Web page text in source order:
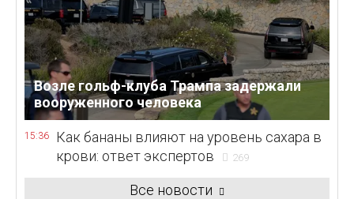
Возле гольф-клуба Трампа задержали
вооруженного человека
15:36
Как бананы влияют на уровень сахара в
крови: ответ экспертов
269
Все новости